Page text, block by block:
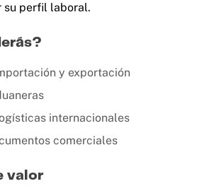
su perfil laboral.
y exportación
internacionales
comerciales
valor